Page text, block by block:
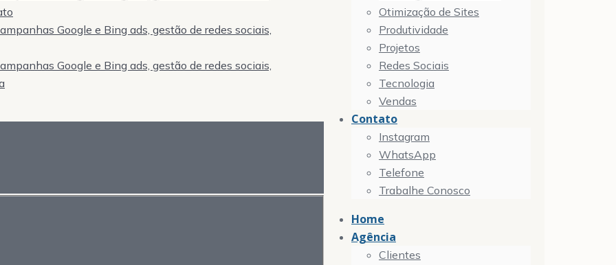
Otimização de Sites
Produtividade
Projetos
Redes Sociais
Tecnologia
Vendas
Contato
Instagram
WhatsApp
Telefone
Trabalhe Conosco
Home
Agência
Clientes
Google e Bing ads, gestão de redes sociais,
Google e Bing ads, gestão de redes sociais,